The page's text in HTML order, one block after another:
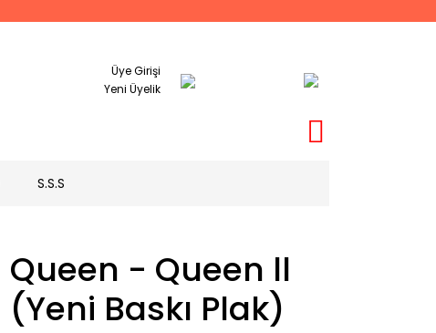
Üye Girişi
Yeni Üyelik
S.S.S
Queen - Queen ll
(Yeni Baskı Plak)